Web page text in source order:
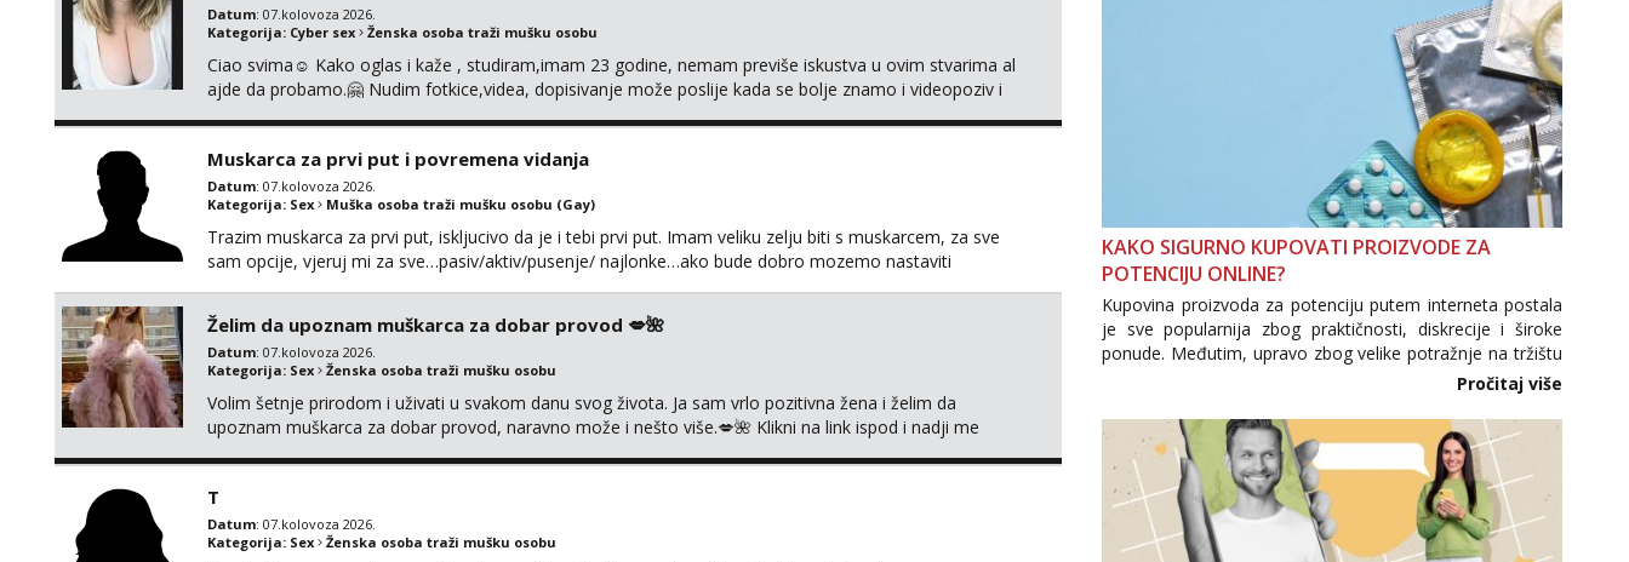
Datum: 07.kolovoza 2026.
Kategorija: Cyber sex Ženska osoba traži mušku osobu
Ciao svima☺️ Kako oglas i kaže , studiram,imam 23 godine, nemam previše iskustva u ovim stvarima al
ajde da probamo.🤗 Nudim fotkice,videa, dopisivanje može poslije kada se bolje znamo i videopoziv i
Muskarca za prvi put i povremena vidanja
Datum: 07.kolovoza 2026.
Kategorija: Sex Muška osoba traži mušku osobu (Gay)
Trazim muskarca za prvi put, iskljucivo da je i tebi prvi put. Imam veliku zelju biti s muskarcem, za sve
sam opcije, vjeruj mi za sve…pasiv/aktiv/pusenje/ najlonke…ako bude dobro mozemo nastaviti
110kg. Ozenjen, uz dogovor o lokaciji i vremenu ja rjesavam apartman/hotel. Odgovara mi cijela
kontinentalna...
Želim da upoznam muškarca za dobar provod 💋🌺
Datum: 07.kolovoza 2026.
Kategorija: Sex Ženska osoba traži mušku osobu
Volim šetnje prirodom i uživati u svakom danu svog života. Ja sam vrlo pozitivna žena i želim da
upoznam muškarca za dobar provod, naravno može i nešto više.💋🌺 Klikni na link ispod i nadji me
T
Datum: 07.kolovoza 2026.
Kategorija: Sex Ženska osoba traži mušku osobu
KAKO SIGURNO KUPOVATI PROIZVODE ZA
POTENCIJU ONLINE?
Kupovina proizvoda za potenciju putem interneta postala
je sve popularnija zbog praktičnosti, diskrecije i široke
ponude. Međutim, upravo zbog velike potražnje na tržištu
se pojavljuju i brojni krivotvoreni proizvodi, nepouzdane
internetske trgovine te proizvodi nepoznatog podrijetla. ...
Pročitaj više